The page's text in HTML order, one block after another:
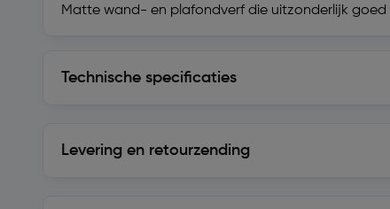
Matte wand- en plafondverf die uitzonderlijk goed
Technische specificaties
Levering en retourzending